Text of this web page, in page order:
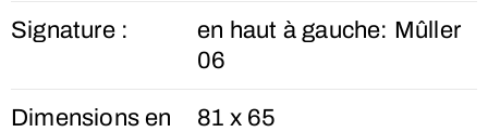
Signature :
en haut à gauche: Mûller
06
Dimensions en
81 x 65